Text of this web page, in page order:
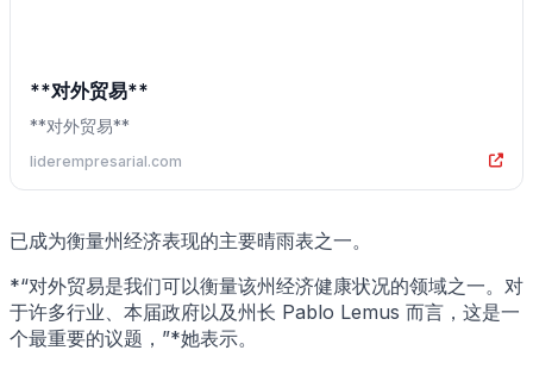
**对外贸易**
**对外贸易**
liderempresarial.com
已成为衡量州经济表现的主要晴雨表之一。
*“对外贸易是我们可以衡量该州经济健康状况的领域之一。对
于许多行业、本届政府以及州长 Pablo Lemus 而言，这是一
个最重要的议题，”*她表示。